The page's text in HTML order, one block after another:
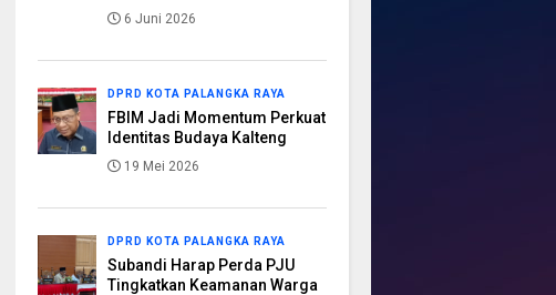
6 Juni 2026
DPRD KOTA PALANGKA RAYA
FBIM Jadi Momentum Perkuat
Identitas Budaya Kalteng
19 Mei 2026
DPRD KOTA PALANGKA RAYA
Subandi Harap Perda PJU
Tingkatkan Keamanan Warga